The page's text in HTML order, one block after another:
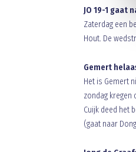
JO 19-1 gaat
Zaterdag een
Hout. De
Gemert
Het is Gemert
zondag kregen
Cuijk deed het
(gaat naar